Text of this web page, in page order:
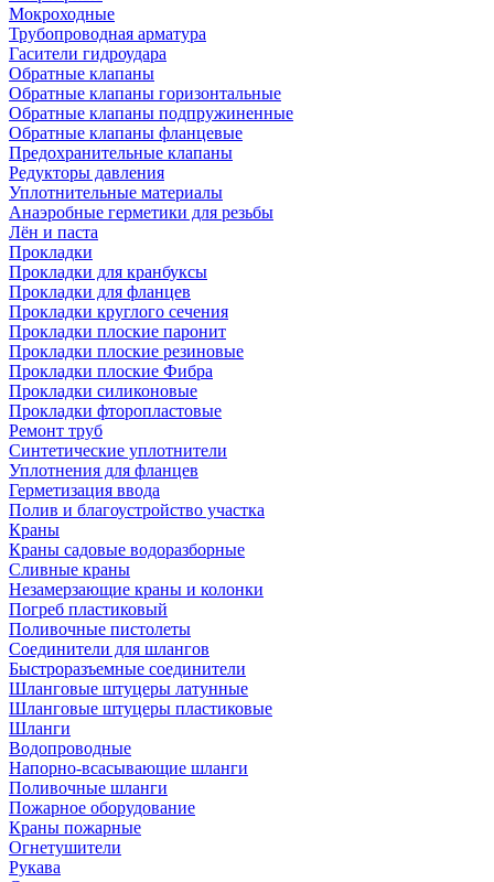
Мокроходные
Трубопроводная арматура
Гасители гидроудара
Обратные клапаны
Обратные клапаны горизонтальные
Обратные клапаны подпружиненные
Обратные клапаны фланцевые
Предохранительные клапаны
Редукторы давления
Уплотнительные материалы
Анаэробные герметики для резьбы
Лён и паста
Прокладки
Прокладки для кранбуксы
Прокладки для фланцев
Прокладки круглого сечения
Прокладки плоские паронит
Прокладки плоские резиновые
Прокладки плоские Фибра
Прокладки силиконовые
Прокладки фторопластовые
Ремонт труб
Синтетические уплотнители
Уплотнения для фланцев
Герметизация ввода
Полив и благоустройство участка
Краны
Краны садовые водоразборные
Сливные краны
Незамерзающие краны и колонки
Погреб пластиковый
Поливочные пистолеты
Соединители для шлангов
Быстроразъемные соединители
Шланговые штуцеры латунные
Шланговые штуцеры пластиковые
Шланги
Водопроводные
Напорно-всасывающие шланги
Поливочные шланги
Пожарное оборудование
Краны пожарные
Огнетушители
Рукава